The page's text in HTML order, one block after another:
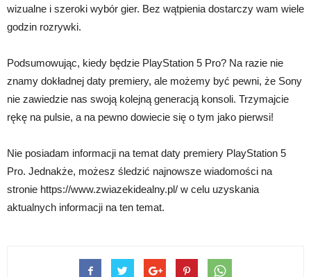
wizualne i szeroki wybór gier. Bez wątpienia dostarczy wam wiele
godzin rozrywki.
Podsumowując, kiedy będzie PlayStation 5 Pro? Na razie nie
znamy dokładnej daty premiery, ale możemy być pewni, że Sony
nie zawiedzie nas swoją kolejną generacją konsoli. Trzymajcie
rękę na pulsie, a na pewno dowiecie się o tym jako pierwsi!
Nie posiadam informacji na temat daty premiery PlayStation 5
Pro. Jednakże, możesz śledzić najnowsze wiadomości na
stronie https://www.zwiazekidealny.pl/ w celu uzyskania
aktualnych informacji na ten temat.